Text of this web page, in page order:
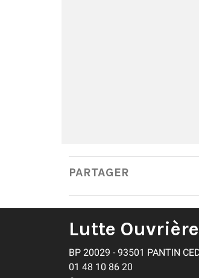
PARTAGER
Lutte Ouvrière
BP 20029 - 93501 PANTIN
01 48 10 86 20